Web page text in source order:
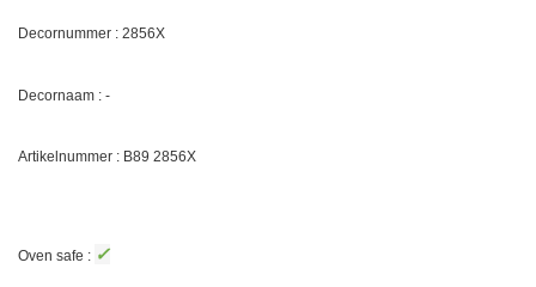
Decornummer : 2856X
Decornaam : -
Artikelnummer : B89 2856X
Oven safe : ✓